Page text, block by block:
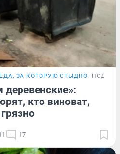
ЗА КОТОРУЮ СТЫДНО
деревенские»:
кто виноват,
17